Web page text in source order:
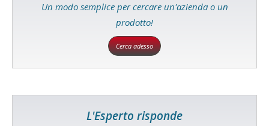
Un modo semplice per cercare un'azienda o un
prodotto!
Cerca adesso
L'Esperto risponde